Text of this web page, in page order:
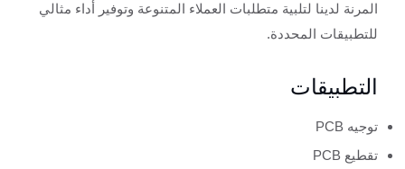
المرنة لدينا لتلبية متطلبات العملاء المتنوعة وتوفير أداء مثالي
للتطبيقات المحددة.
التطبيقات
توجيه PCB
تقطيع PCB